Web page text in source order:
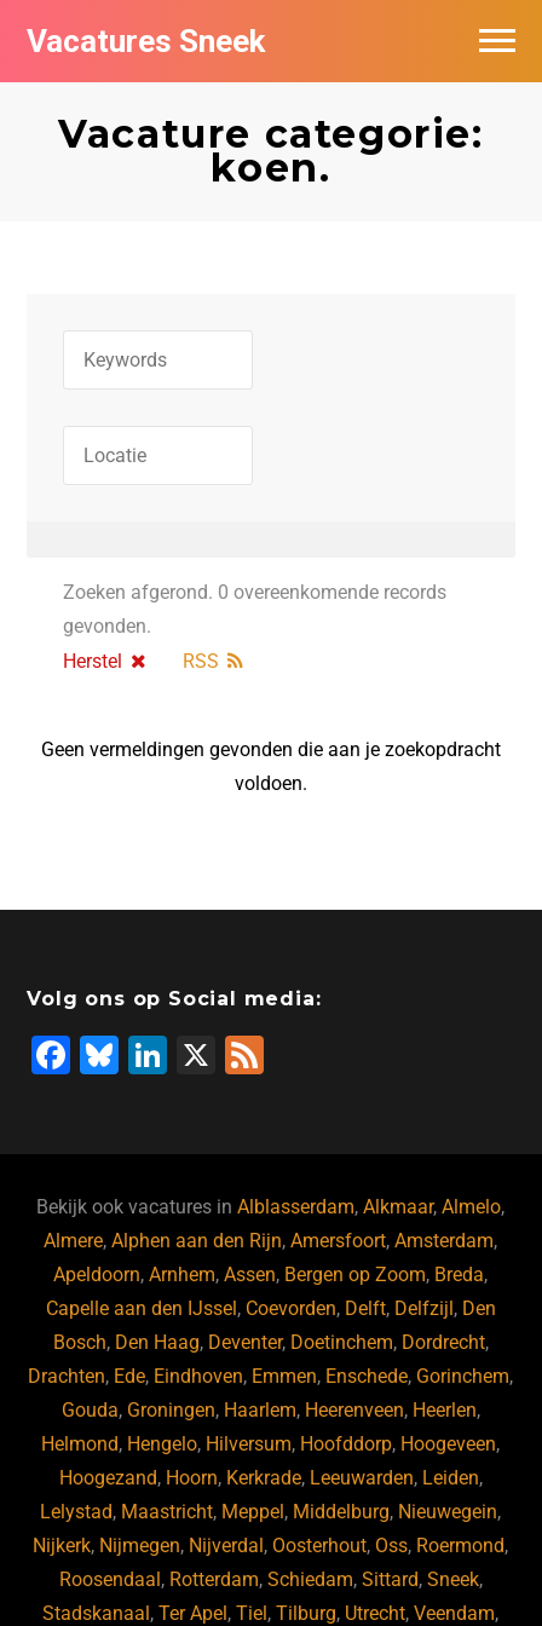
Vacatures Sneek
Vacature categorie:
koen.
Zoeken afgerond. 0 overeenkomende records
gevonden.
Herstel
RSS
Geen vermeldingen gevonden die aan je zoekopdracht
voldoen.
Volg ons op Social media:
F
b
o
o
k
Bl
ky
Li
dI
n
X
Bekijk ook vacatures inAlblasserdam,Alkmaar,Almelo,
Almere,Alphen aan den Rijn,Amersfoort,Amsterdam,
Apeldoorn,Arnhem,Assen, Bergen op Zoom, Breda,
Capelle aan den IJssel , Coevorden, Delft, Delfzijl , Den
Bosch, Den Haag, Deventer, Doetinchem, Dordrecht,
Drachten, Ede, Eindhoven, Emmen, Enschede, Gorinchem,
Gouda, Groningen, Haarlem, Heerenveen, Heerlen,
Helmond, Hengelo, Hilversum, Hoofddorp, Hoogeveen,
Hoogezand, Hoorn, Kerkrade, Leeuwarden, Leiden,
Lelystad, Maastricht, Meppel , Middelburg, Nieuwegein,
Nijkerk, Nijmegen, Nijverdal , Oosterhout, Oss, Roermond,
Roosendaal , Rotterdam, Schiedam, Sittard, Sneek,
Stadskanaal ,Ter Apel ,Tiel ,Tilburg, Utrecht,Veendam,
Vacatures per bedrijf
De populairste vacatures in Sneek